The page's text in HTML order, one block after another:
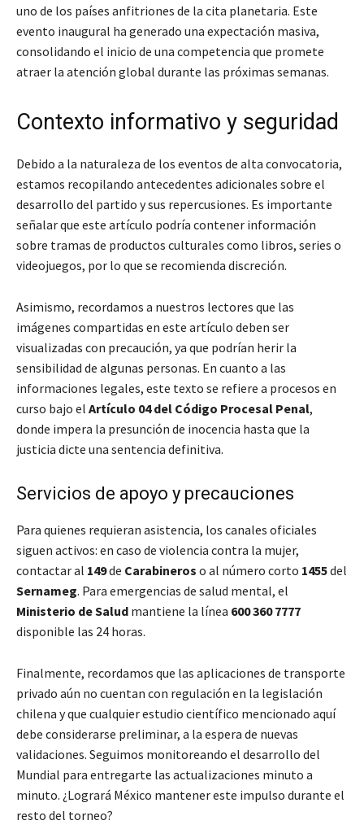
uno de los países anfitriones de la cita planetaria. Este
evento inaugural ha generado una expectación masiva,
consolidando el inicio de una competencia que promete
atraer la atención global durante las próximas semanas.
Contexto informativo y seguridad
Debido a la naturaleza de los eventos de alta convocatoria,
estamos recopilando antecedentes adicionales sobre el
desarrollo del partido y sus repercusiones. Es importante
señalar que este artículo podría contener información
sobre tramas de productos culturales como libros, series o
videojuegos, por lo que se recomienda discreción.
Asimismo, recordamos a nuestros lectores que las
imágenes compartidas en este artículo deben ser
visualizadas con precaución, ya que podrían herir la
sensibilidad de algunas personas. En cuanto a las
informaciones legales, este texto se refiere a procesos en
curso bajo el Artículo 04 del Código Procesal Penal,
donde impera la presunción de inocencia hasta que la
justicia dicte una sentencia definitiva.
Servicios de apoyo y precauciones
Para quienes requieran asistencia, los canales oficiales
siguen activos: en caso de violencia contra la mujer,
contactar al 149de Carabineros o al número corto 1455del
Sernameg. Para emergencias de salud mental, el
Ministerio de Salud mantiene la línea 600 360 7777
disponible las 24 horas.
Finalmente, recordamos que las aplicaciones de transporte
privado aún no cuentan con regulación en la legislación
chilena y que cualquier estudio científico mencionado aquí
debe considerarse preliminar, a la espera de nuevas
validaciones. Seguimos monitoreando el desarrollo del
Mundial para entregarte las actualizaciones minuto a
minuto. ¿Logrará México mantener este impulso durante el
resto del torneo?